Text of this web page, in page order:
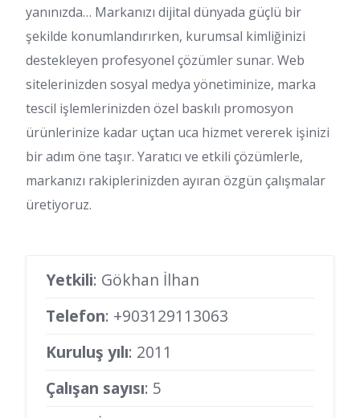
yanınızda… Markanızı dijital dünyada güçlü bir
şekilde konumlandırırken, kurumsal kimliğinizi
destekleyen profesyonel çözümler sunar. Web
sitelerinizden sosyal medya yönetiminize, marka
tescil işlemlerinizden özel baskılı promosyon
ürünlerinize kadar uçtan uca hizmet vererek işinizi
bir adım öne taşır. Yaratıcı ve etkili çözümlerle,
markanızı rakiplerinizden ayıran özgün çalışmalar
üretiyoruz.
Yetkili: Gökhan İlhan
Telefon: +903129113063
Kuruluş yılı: 2011
Çalışan sayısı: 5